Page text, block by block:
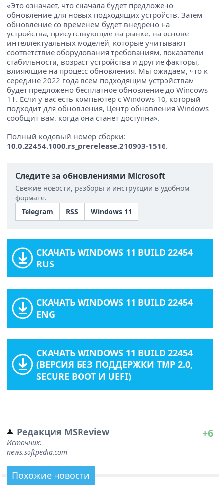
«Это означает, что сначала будет предложено
обновление для новых подходящих устройств. Затем
обновление со временем будет внедрено на
устройства, присутствующие на рынке, на основе
интеллектуальных моделей, которые учитывают
соответствие оборудования требованиям, показатели
стабильности, возраст устройства и другие факторы,
влияющие на процесс обновления. Мы ожидаем, что к
середине 2022 года всем подходящим устройствам
будет предложено бесплатное обновление до Windows
11. Если у вас есть компьютер с Windows 10, который
подходит для обновления, Центр обновления Windows
сообщит вам, когда она станет доступна».
Полный кодовый номер сборки:
10.0.22454.1000.rs_prerelease.210903-1516.
Следите за обновлениями Microsoft
Свежие новости, разборы и инструкции в удобном
формате.
Telegram
RSS Windows 11
СКАЧАТЬ WINDOWS 11 BUILD 22454
RUS
СКАЧАТЬ WINDOWS 11 BUILD 22454
ENG
СКАЧАТЬ WINDOWS 11 BUILD 22454
(ВЕРСИЯ БЕЗ ПОДДЕРЖКИ TMP 2.0,
SECURE BOOT И UEFI)
Редакция MSReview
Источник:
news.softpedia.com
+6
Похожие новости